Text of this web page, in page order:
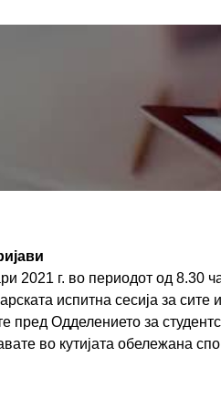
2021 г. во периодот од 8.30
испитна сесија за
пред Одделението за
во кутијата обележана